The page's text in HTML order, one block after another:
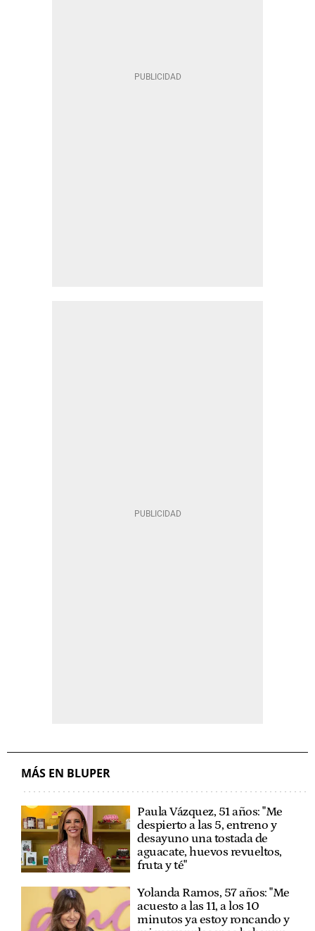
MÁS EN BLUPER
Paula Vázquez, 51 años: "Me
despierto a las 5, entreno y
desayuno una tostada de
aguacate, huevos revueltos,
fruta y té"
Yolanda Ramos, 57 años: "Me
acuesto a las 11, a los 10
minutos ya estoy roncando y